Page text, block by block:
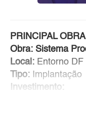
PRINCIPAL
Obra: Sistema
Local: Entorno DF
Tipo: Implantação
Investimento: